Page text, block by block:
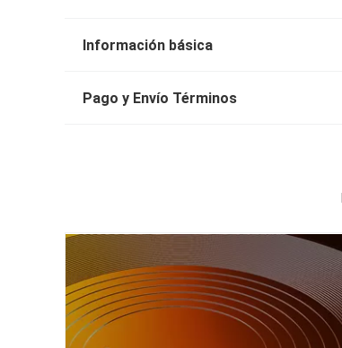
Información básica
Pago y Envío Términos